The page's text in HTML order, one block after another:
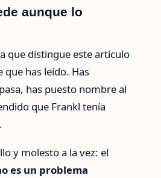
aunque lo
que distingue este artículo
que has leído. Has
has puesto nombre al
que Frankl tenía
y molesto a la vez: el
es un problema